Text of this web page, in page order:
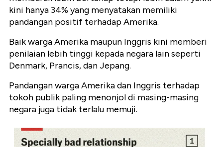
kini hanya 34% yang menyatakan memiliki
pandangan positif terhadap Amerika.
Baik warga Amerika maupun Inggris kini memberi
penilaian lebih tinggi kepada negara lain seperti
Denmark, Prancis, dan Jepang.
Pandangan warga Amerika dan Inggris terhadap
tokoh publik paling menonjol di masing-masing
negara juga tidak terlalu memuji.